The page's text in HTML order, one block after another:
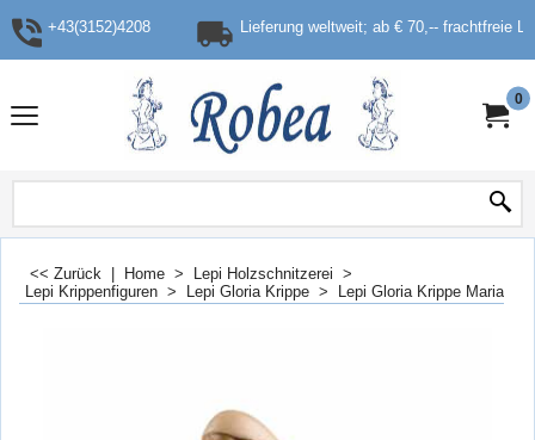
+43(3152)4208 Lieferung weltweit; ab € 70,-- frachtfreie
0
<< Zurück Home > Lepi Holzschnitzerei >
Lepi Krippenfiguren > Lepi Gloria Krippe > Lepi Gloria Krippe Maria